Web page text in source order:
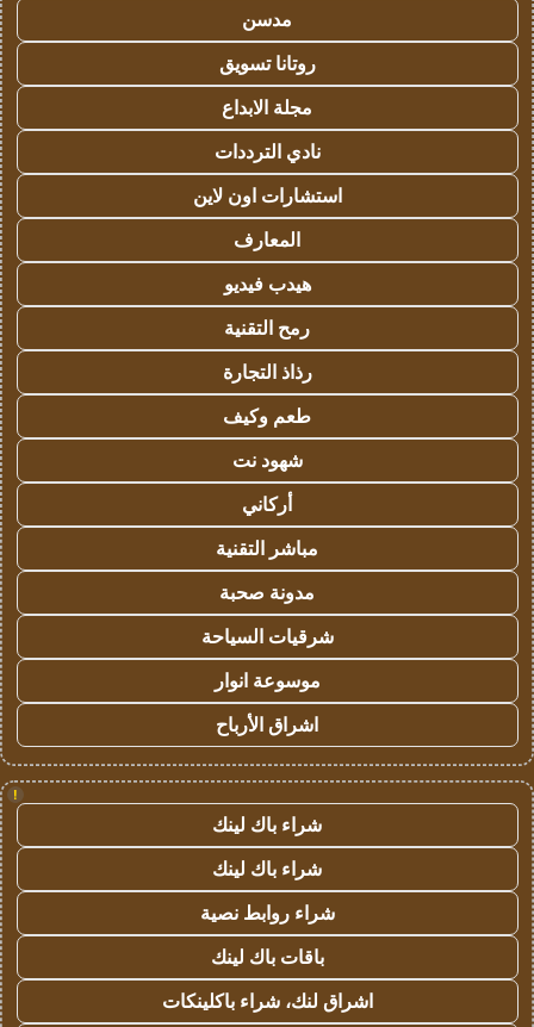
مدسن
روتانا تسويق
مجلة الابداع
نادي الترددات
استشارات اون لاين
المعارف
هيدب فيديو
رمح التقنية
رذاذ التجارة
طعم وكيف
شهود نت
أركاني
مباشر التقنية
مدونة صحبة
شرقيات السياحة
موسوعة انوار
اشراق الأرباح
!
شراء باك لينك
شراء باك لينك
شراء روابط نصية
باقات باك لينك
اشراق لنك، شراء باكلينكات